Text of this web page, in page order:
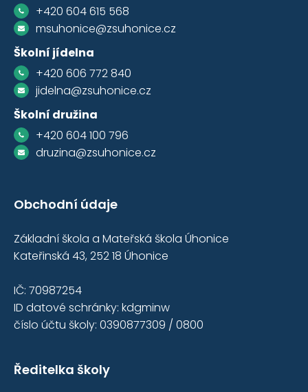
+420 604 615 568
msuhonice@zsuhonice.cz
Školní jídelna
+420 606 772 840
jidelna@zsuhonice.cz
Školní družina
+420 604 100 796
druzina@zsuhonice.cz
Obchodní údaje
Základní škola a Mateřská škola Úhonice
Kateřinská 43, 252 18 Úhonice
IČ: 70987254
ID datové schránky: kdgminw
číslo účtu školy: 0390877309 / 0800
Ředitelka školy